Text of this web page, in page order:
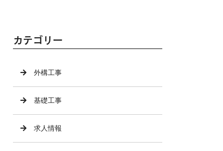
カテゴリー
外構工事
基礎工事
求人情報